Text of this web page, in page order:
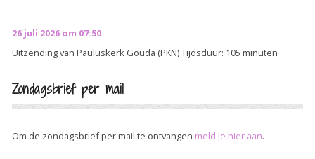
26 juli 2026 om 07:50
Uitzending van Pauluskerk Gouda (PKN) Tijdsduur: 105 minuten
Zondagsbrief per mail
Om de zondagsbrief per mail te ontvangen meld je hier aan.